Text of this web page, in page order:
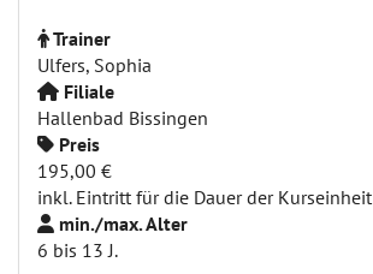
Trainer
Ulfers, Sophia
Filiale
Hallenbad Bissingen
Preis
195,00 €
inkl. Eintritt für die Dauer der Kurseinheit
min./max. Alter
6 bis 13 J.